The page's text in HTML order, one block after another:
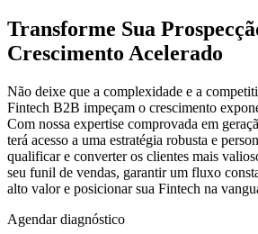
Transforme Sua
Crescimento Acelerado
Não deixe que a complexidade e a
Fintech B2B impeçam o crescimento
Com nossa expertise comprovada em
terá acesso a uma estratégia robusta e
qualificar e converter os clientes mais
seu funil de vendas, garantir um fluxo
alto valor e posicionar sua Fintech na
Agendar diagnóstico